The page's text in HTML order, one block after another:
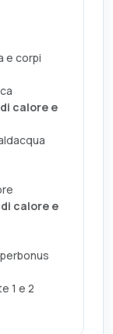
e corpi
calore e
calore e
1 e 2